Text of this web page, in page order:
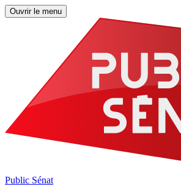
Ouvrir le menu
Public Sénat